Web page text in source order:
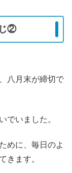
じ②
八月末が締切で
でいました。
めに、毎日のよ
きます。